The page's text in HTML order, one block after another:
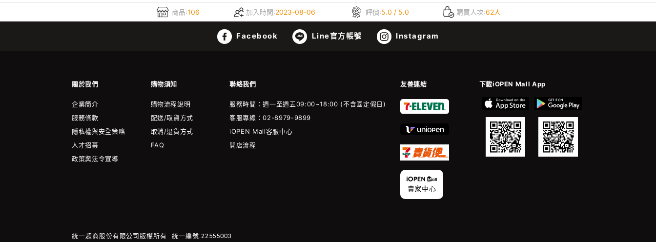
商品:106 加入時間:2023-08-06 評價:5.0 / 5.0 購買人次:62人
Facebook Line官方帳號 Instagram
關於我們 購物須知 聯絡我們 友善連結 下載iOPEN Mall App
企業簡介
服務條款
隱私權與安全策略
人才招募
政策與法令宣導
購物流程說明
配送/取貨方式
取消/退貨方式
FAQ
服務時間：週一至週五09:00~18:00 (不含國定假日)
客服專線：02-8979-9899
iOPEN Mall客服中心
開店流程
賣家中心
統一超商股份有限公司版權所有
統一編號:22555003